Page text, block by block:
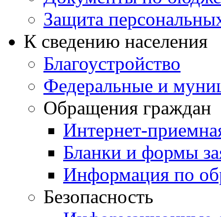
Защита
К сведению населения
Благоустройство
Федеральные и
Обращения граждан
Интернет-
Бланки и формы
Информация по
Безопасность